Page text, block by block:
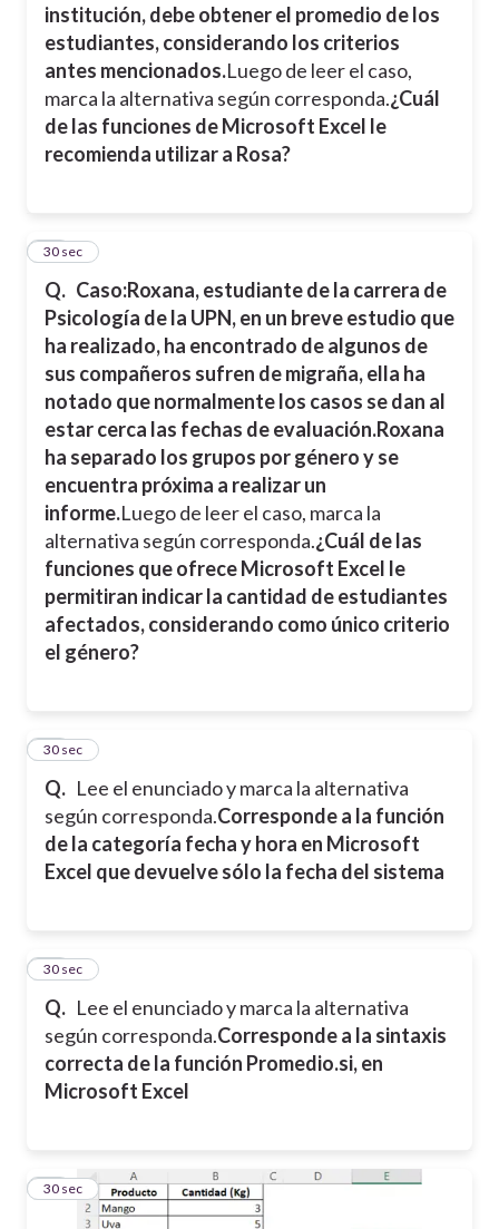
institución, debe obtener el promedio de los
estudiantes, considerando los criterios
antes mencionados.Luego de leer el caso,
marca la alternativa según corresponda.¿Cuál
de las funciones de Microsoft Excel le
recomienda utilizar a Rosa?
Q. Caso:Roxana, estudiante de la carrera de
Psicología de la UPN, en un breve estudio que
ha realizado, ha encontrado de algunos de
sus compañeros sufren de migraña, ella ha
notado que normalmente los casos se dan al
estar cerca las fechas de evaluación.Roxana
ha separado los grupos por género y se
encuentra próxima a realizar un
informe.Luego de leer el caso, marca la
alternativa según corresponda.¿Cuál de las
funciones que ofrece Microsoft Excel le
permitiran indicar la cantidad de estudiantes
afectados, considerando como único criterio
el género?
12
30 sec
Q. Lee el enunciado y marca la alternativa
según corresponda.Corresponde a la función
de la categoría fecha y hora en Microsoft
Excel que devuelve sólo la fecha del sistema
13
30 sec
Q. Lee el enunciado y marca la alternativa
según corresponda.Corresponde a la sintaxis
correcta de la función Promedio.si, en
Microsoft Excel
14
30 sec
15
30 sec